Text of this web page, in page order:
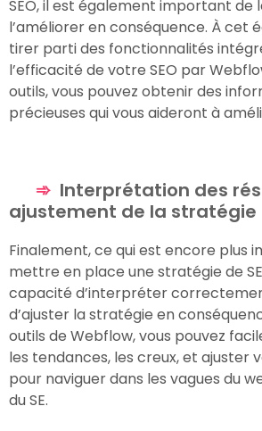
SEO, il est également important de
l’améliorer en conséquence. À cet
tirer parti des fonctionnalités
l’efficacité de votre SEO par
outils, vous pouvez obtenir des
précieuses qui vous aideront à
Interprétation des
ajustement de la stratégie
Finalement, ce qui est encore plus
mettre en place une stratégie de
capacité d’interpréter
d’ajuster la stratégie en
outils de Webflow, vous pouvez
les tendances, les creux, et ajuster
pour naviguer dans les vagues du
du SE.